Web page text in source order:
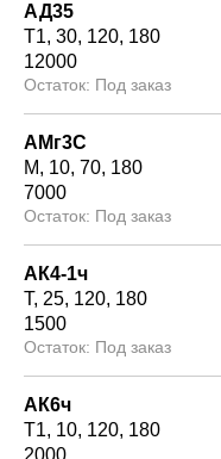
АД35
Т1 30 120 180
12000
Под заказ
АМг3С
М
10 70 180
7000
Под заказ
АК4-1ч
Т 25 120 180
1500
Под заказ
АК6ч
Т1 10 120 180
2000